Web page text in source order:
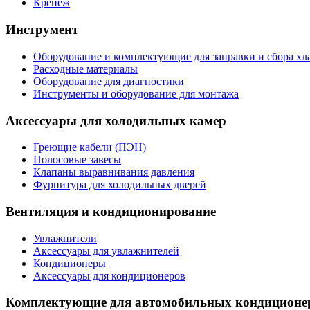
Крепеж
Инструмент
Оборудование и комплектующие для заправки и сбора
Расходные материалы
Оборудование для диагностики
Инструменты и оборудование для монтажа
Аксессуары для холодильных камер
Греющие кабели (ПЭН)
Полосовые завесы
Клапаны выравнивания давления
Фурнитура для холодильных дверей
Вентиляция и кондиционирование
Увлажнители
Аксессуары для увлажнителей
Кондиционеры
Аксессуары для кондиционеров
Комплектующие для автомобильных